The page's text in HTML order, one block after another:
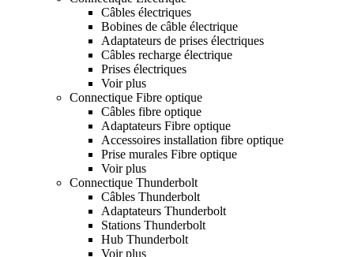
Câbles électriques
Bobines de câble électrique
Adaptateurs de prises électriques
Câbles recharge électrique
Prises électriques
Voir plus
Connectique Fibre optique
Câbles fibre optique
Adaptateurs Fibre optique
Accessoires installation fibre optique
Prise murales Fibre optique
Voir plus
Connectique Thunderbolt
Câbles Thunderbolt
Adaptateurs Thunderbolt
Stations Thunderbolt
Hub Thunderbolt
Voir plus